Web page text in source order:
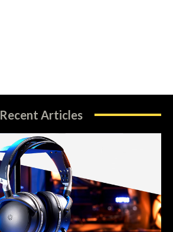
Recent Articles